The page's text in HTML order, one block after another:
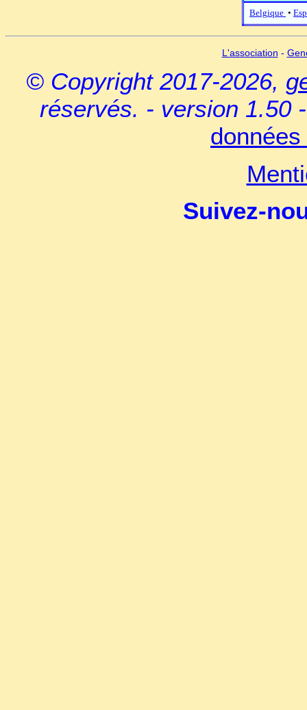
Belgique •
L'association -
© Copyright 2017-2026,
réservés. - version 1.50
Suivez-